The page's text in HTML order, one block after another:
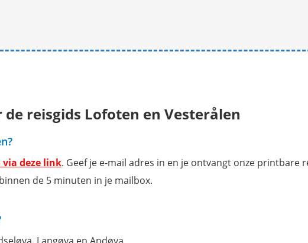
de reisgids Lofoten en Vesterålen
deze link. Geef je e-mail adres in en je ontvangt onze printbare
de 5 minuten in je mailbox.